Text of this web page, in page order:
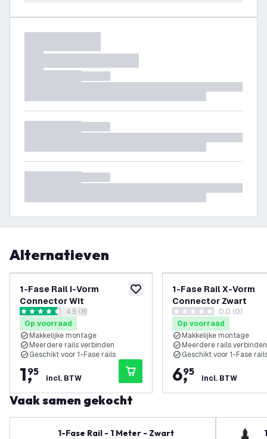
Alternatieven
toevoegen aan verlanglijst
1-Fase Rail I-Vorm
Connector Wit
reviews drawer openen
4.5 score sterren4.5 (8)
Op voorraad
Makkelijke montage
Meerdere rails verbinden
Geschikt voor 1-Fase rails
1,
95
incl. BTW
1-Fase Rail X-Vorm
Connector Zwart
0 score sterren0.0 (0)
Op voorraad
Makkelijke montage
Meerdere rails verbinden
Geschikt voor 1-Fase
6,
95
incl. BTW
Vaak samen gekocht
1-Fase Rail - 1 Meter - Zwart